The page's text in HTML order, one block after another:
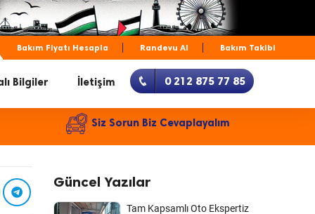
Bakım Fiyatı Hesapla Randevu Al Bakım Takibi
Bilgiler İletişim 0 212 875 77 85
Siz Sorun Biz Cevaplayalım
Güncel Yazılar
Tam Kapsamlı Oto Ekspertiz